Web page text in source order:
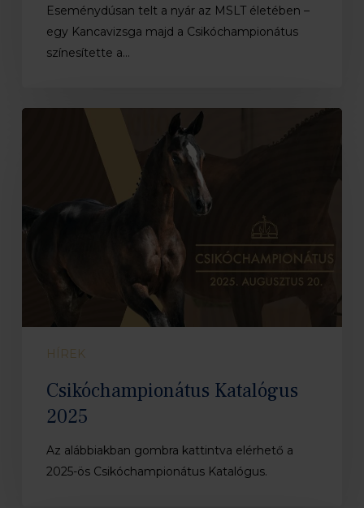
Eseménydúsan telt a nyár az MSLT életében –
egy Kancavizsga majd a Csikóchampionátus
színesítette a…
Csikóchampionátus
HÍREK
Csikóchampionátus Katalógus
2025
Az alábbiakban gombra kattintva elérhető a
2025-ös Csikóchampionátus Katalógus.